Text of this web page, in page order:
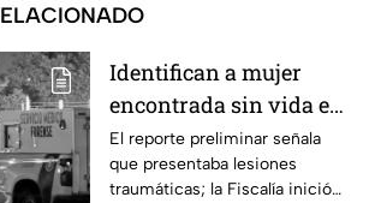
Identifican a mujer
encontrada sin vida en
la colonia Valles de
Chihuahua
El reporte preliminar señala
que presentaba lesiones
traumáticas; la Fiscalía inició